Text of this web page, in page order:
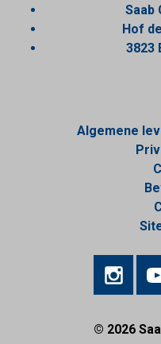
Saab
Hof
3823
Algemene
© 2026